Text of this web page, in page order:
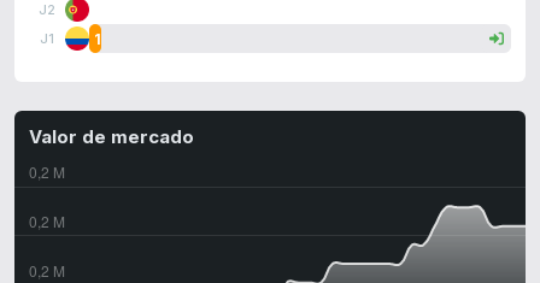
J2
J1
1
Valor de mercado